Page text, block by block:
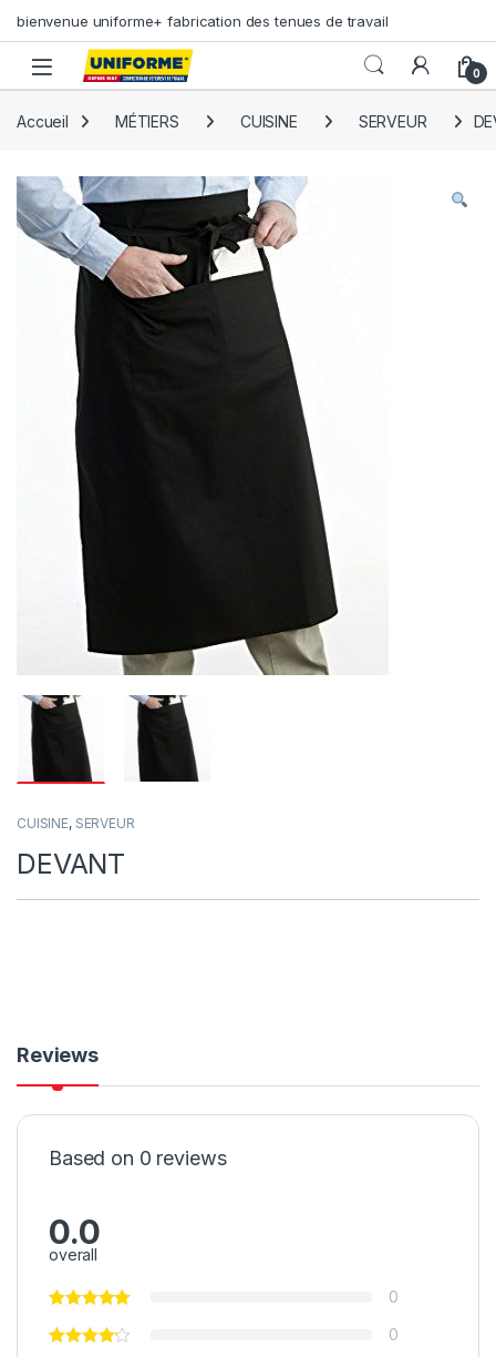
bienvenue uniforme+ fabrication des tenues de travail
0
Accueil MÉTIERS CUISINE SERVEUR
CUISINE, SERVEUR
DEVANT
Reviews
Based on 0 reviews
0.0
overall
0
0